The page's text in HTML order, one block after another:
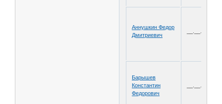
Аннушкин Федор
Дмитриевич
Барышев
Константин
Федорович